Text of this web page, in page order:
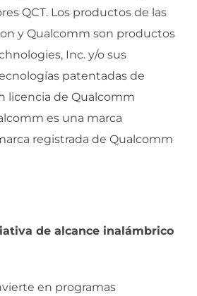
QCT. Los productos de las
y Qualcomm son productos
Inc. y/o sus
patentadas de
licencia de Qualcomm
es una marca
registrada de Qualcomm
de alcance inalámbrico
en programas